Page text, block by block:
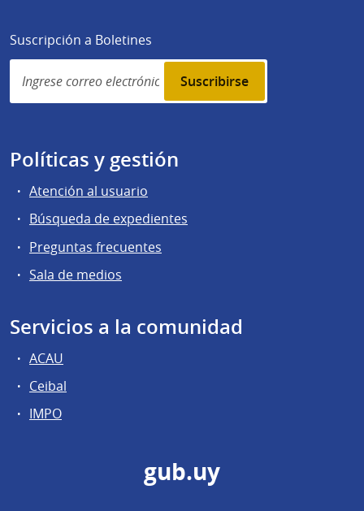
Suscripción a Boletines
Simplenews
subscription
Políticas y gestión
Atención al usuario
Búsqueda de expedientes
Preguntas frecuentes
Sala de medios
Servicios a la comunidad
ACAU
Ceibal
IMPO
gub.uy